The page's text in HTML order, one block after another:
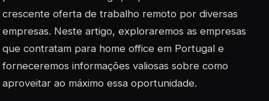
crescente oferta de trabalho remoto por diversas
empresas. Neste artigo, exploraremos as empresas
que contratam para home office em Portugal e
forneceremos informações valiosas sobre como
aproveitar ao máximo essa oportunidade.